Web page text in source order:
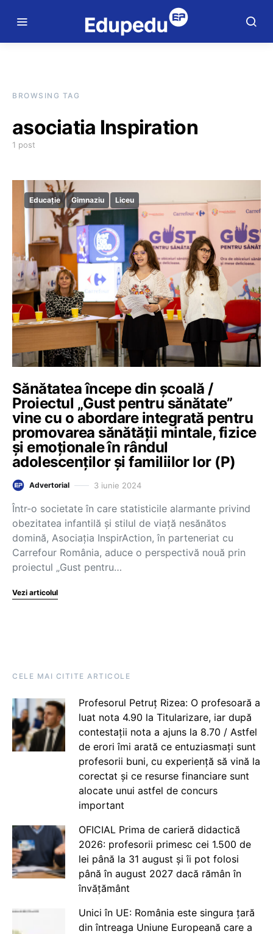
BROWSING TAG
asociatia Inspiration
1 post
Educație Gimnaziu Liceu
Sănătatea începe din școală /
Proiectul „Gust pentru sănătate”
vine cu o abordare integrată pentru
promovarea sănătății mintale, fizice
și emoționale în rândul
adolescenților și familiilor lor (P)
Advertorial 3 iunie 2024
Într-o societate în care statisticile alarmante privind
obezitatea infantilă și stilul de viață nesănătos
domină, Asociația InspirAction, în parteneriat cu
Carrefour România, aduce o perspectivă nouă prin
proiectul „Gust pentru…
Vezi articolul
CELE MAI CITITE ARTICOLE
Profesorul Petruț Rizea: O profesoară a
luat nota 4.90 la Titularizare, iar după
contestații nota a ajuns la 8.70 / Astfel
de erori îmi arată ce entuziasmați sunt
profesorii buni, cu experiență să vină la
corectat și ce resurse financiare sunt
alocate unui astfel de concurs
important
OFICIAL Prima de carieră didactică
2026: profesorii primesc cei 1.500 de
lei până la 31 august și îi pot folosi
până în august 2027 dacă rămân în
învățământ
Unici în UE: România este singura țară
din întreaga Uniune Europeană care a